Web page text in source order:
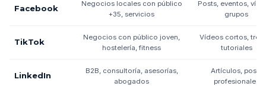
Facebook
Negocios locales con público
+35, servicios
Posts, eventos,
grupos
TikTok
Negocios con público joven,
hostelería, fitness
Vídeos cortos,
tutoriales
LinkedIn
B2B, consultoría, asesorías,
abogados
Artículos, posts
profesionales